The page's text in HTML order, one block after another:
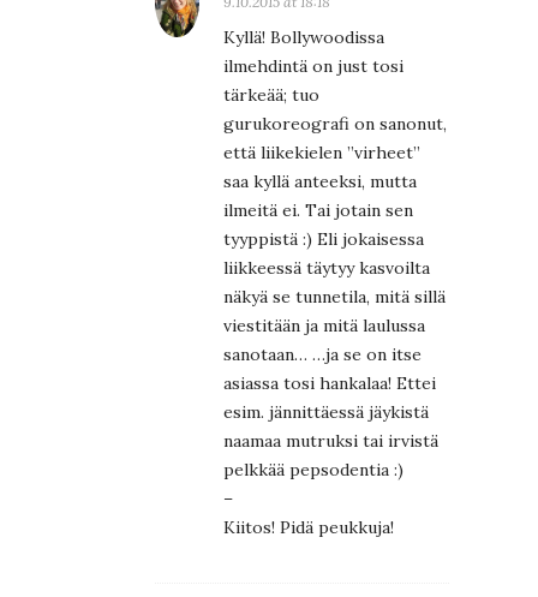
Kyllä! Bollywoodissa
ilmehdintä on just tosi
tärkeää; tuo
gurukoreografi on sanonut,
että liikekielen ”virheet”
saa kyllä anteeksi, mutta
ilmeitä ei. Tai jotain sen
tyyppistä :) Eli jokaisessa
liikkeessä täytyy kasvoilta
näkyä se tunnetila, mitä sillä
viestitään ja mitä laulussa
sanotaan… …ja se on itse
asiassa tosi hankalaa! Ettei
esim. jännittäessä jäykistä
naamaa mutruksi tai irvistä
pelkkää pepsodentia :)
–
Kiitos! Pidä peukkuja!